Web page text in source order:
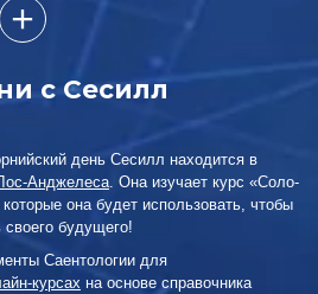
с Сесилл
день Сесилл находится в
Анджелеса . Она изучает курс «Соло-
она будет использовать, чтобы
будущего!
Саентологии для
курсах на основе справочника